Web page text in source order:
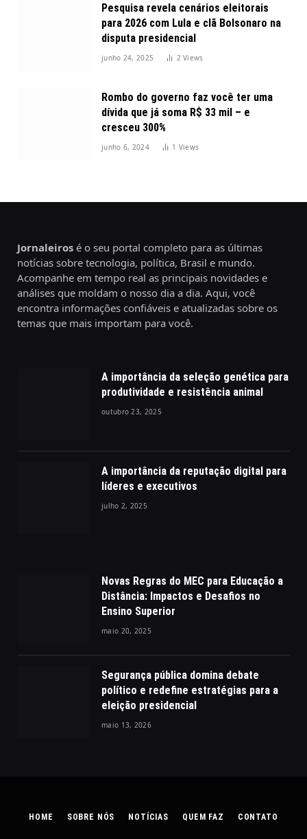
Pesquisa revela cenários eleitorais
para 2026 com Lula e clã Bolsonaro na
disputa presidencial
junho 24, 2025 2Views
Rombo do governo faz você ter uma
dívida que já soma R$ 33 mil – e
cresceu 300%
junho 6, 2024 1 Views
Jornaleiros é o seu portal completo para as últimas
notícias sobre tecnologia, política, Brasil e mundo.
Acompanhe em tempo real as principais novidades e
análises que moldam o nosso dia a dia. Aqui, você
encontra informações confiáveis e atualizadas sobre os
temas que mais importam para você.
A importância da seleção genética para
produtividade e resistência animal
outubro 23, 2025
A importância da reputação digital para
líderes e executivos
julho 2, 2025
Novas Regras do MEC para Educação a
Distância: Impactos e Desafios no
Ensino Superior
maio 20, 2025
Segurança pública domina debate
político e redefine estratégias para a
eleição presidencial
maio 13, 2026
HOME SOBRE NÓS NOTÍCIAS QUEM FAZ CONTATO